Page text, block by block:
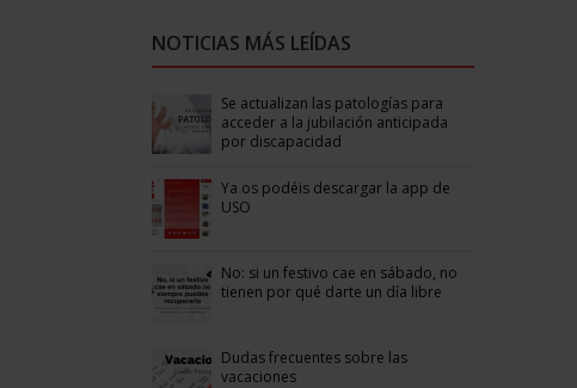
NOTICIAS MÁS LEÍDAS
Se actualizan las patologías para
acceder a la jubilación anticipada
por discapacidad
Ya os podéis descargar la app de
USO
No: si un festivo cae en sábado, no
tienen por qué darte un día libre
Dudas frecuentes sobre las
vacaciones